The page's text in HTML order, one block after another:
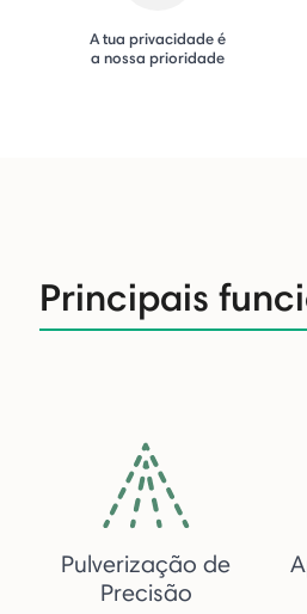
A tua privacidade é
a nossa prioridade
Principais
Pulverização de
Precisão